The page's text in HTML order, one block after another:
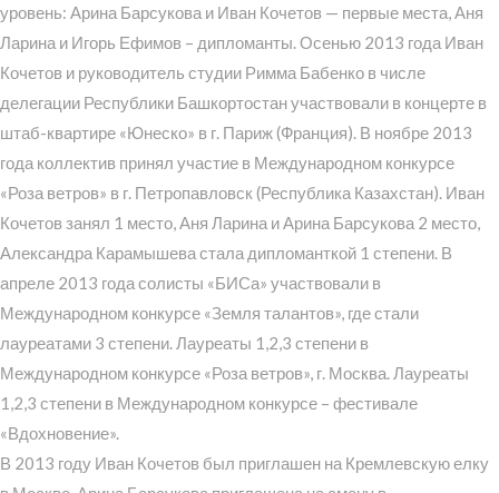
уровень: Арина Барсукова и Иван Кочетов — первые места, Аня
Ларина и Игорь Ефимов – дипломанты. Осенью 2013 года Иван
Кочетов и руководитель студии Римма Бабенко в числе
делегации Республики Башкортостан участвовали в концерте в
штаб-квартире «Юнеско» в г. Париж (Франция). В ноябре 2013
года коллектив принял участие в Международном конкурсе
«Роза ветров» в г. Петропавловск (Республика Казахстан). Иван
Кочетов занял 1 место, Аня Ларина и Арина Барсукова 2 место,
Александра Карамышева стала дипломанткой 1 степени. В
апреле 2013 года солисты «БИСа» участвовали в
Международном конкурсе «Земля талантов», где стали
лауреатами 3 степени. Лауреаты 1,2,3 степени в
Международном конкурсе «Роза ветров», г. Москва. Лауреаты
1,2,3 степени в Международном конкурсе – фестивале
«Вдохновение».
В 2013 году Иван Кочетов был приглашен на Кремлевскую елку